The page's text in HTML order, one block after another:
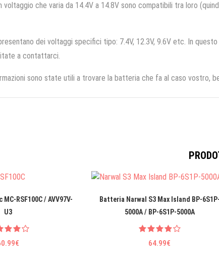
voltaggio che varia da 14.4V a 14.8V sono compatibili tra loro
dei voltaggi specifici tipo: 7.4V, 12.3V, 9.6V etc. In
a contattarci.
sono state utili a trovare la batteria che fa al caso vostro,
RSF100C / AVV97V-
U3
Batteria Narwal S3 Max Island BP-6S1P-
5000A / BP-6S1P-5000A
64.99€